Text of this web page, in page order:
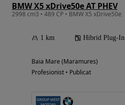
BMW X5 xDrive50e AT PHEV
2998 cm3 • 489 CP • BMW X5 xDrive50e
1 km Hibrid Plug-In
Baia Mare (Maramures)
Profesionist • Publicat